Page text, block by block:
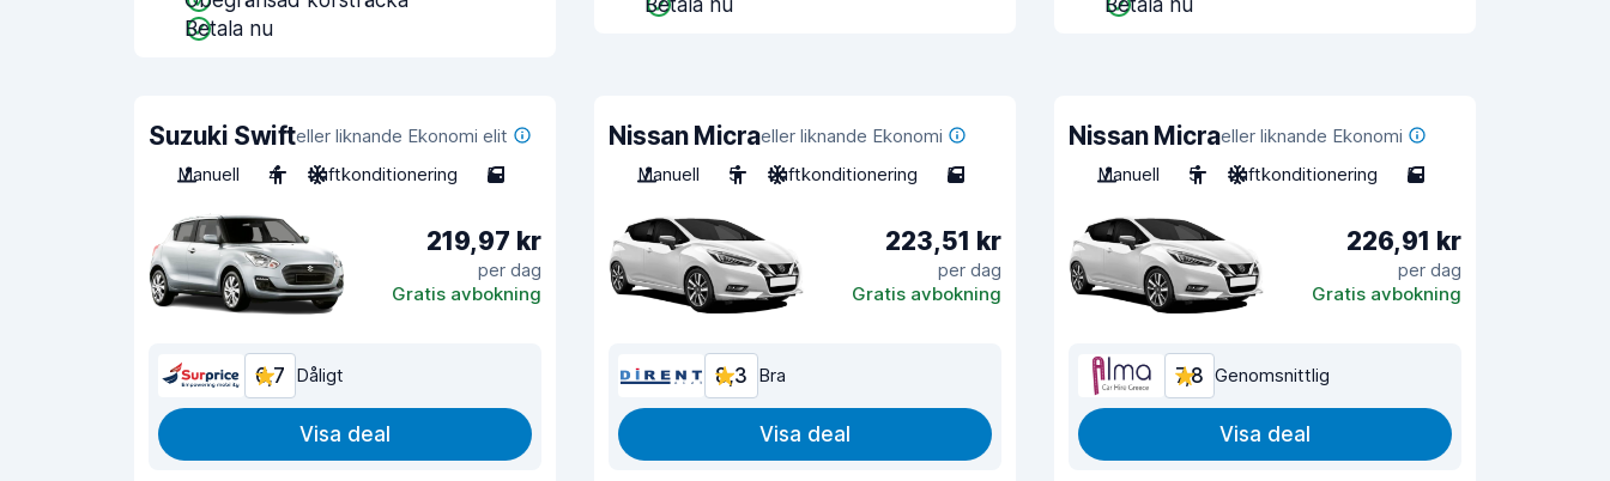
Betala nu
Betala nu
Betala nu
Suzuki Swifteller liknande Ekonomi elit
Manuell
4 Luftkonditionering 5
219,97 kr
per dag
Gratis avbokning
6,7 Dåligt
Visa deal
Nissan Micraeller liknande Ekonomi
Manuell
5 Luftkonditionering 5
223,51 kr
per dag
Gratis avbokning
8,3 Bra
Visa deal
Nissan Micraeller liknande Ekonomi
Manuell
5 Luftkonditionering 5
226,91 kr
per dag
Gratis avbokning
7,8 Genomsnittlig
Visa deal